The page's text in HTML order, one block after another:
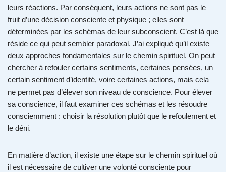
leurs réactions. Par conséquent, leurs actions ne sont pas le
fruit d’une décision consciente et physique ; elles sont
déterminées par les schémas de leur subconscient. C’est là que
réside ce qui peut sembler paradoxal. J’ai expliqué qu’il existe
deux approches fondamentales sur le chemin spirituel. On peut
chercher à refouler certains sentiments, certaines pensées, un
certain sentiment d’identité, voire certaines actions, mais cela
ne permet pas d’élever son niveau de conscience. Pour élever
sa conscience, il faut examiner ces schémas et les résoudre
consciemment : choisir la résolution plutôt que le refoulement et
le déni.
En matière d’action, il existe une étape sur le chemin spirituel où
il est nécessaire de cultiver une volonté consciente pour